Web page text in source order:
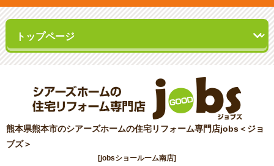
熊本県熊本市のシアーズホームの住宅リフォーム専門店jobs＜ジョ
ブズ＞
[jobsショールーム南店]